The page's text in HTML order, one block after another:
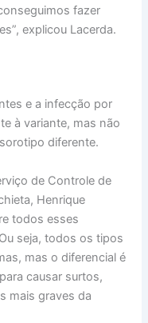
fazer
explicou Lacerda.
e a infecção por
à variante, mas não
diferente.
de Controle de
Henrique
todos esses
seja, todos os tipos
mas o diferencial é
causar surtos,
mais graves da